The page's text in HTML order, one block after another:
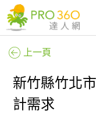
上一頁
新竹縣竹北
計需求